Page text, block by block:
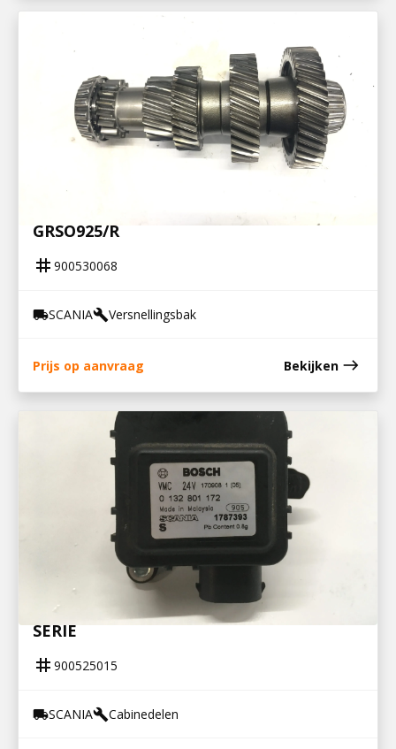
900530068
NEVENAS GRS895/R, GRS/GRSO905/R,
GRSO925/R
tag 900530068
local_shippingSCANIAbuildVersnellingsbak
Prijs op aanvraag Bekijken east
900525015
STELMOTOR CABINEVERWARMING R-
SERIE
tag 900525015
local_shippingSCANIAbuildCabinedelen